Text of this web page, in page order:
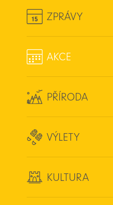
ZPRÁVY
AKCE
PŘÍRODA
VÝLETY
KULTURA